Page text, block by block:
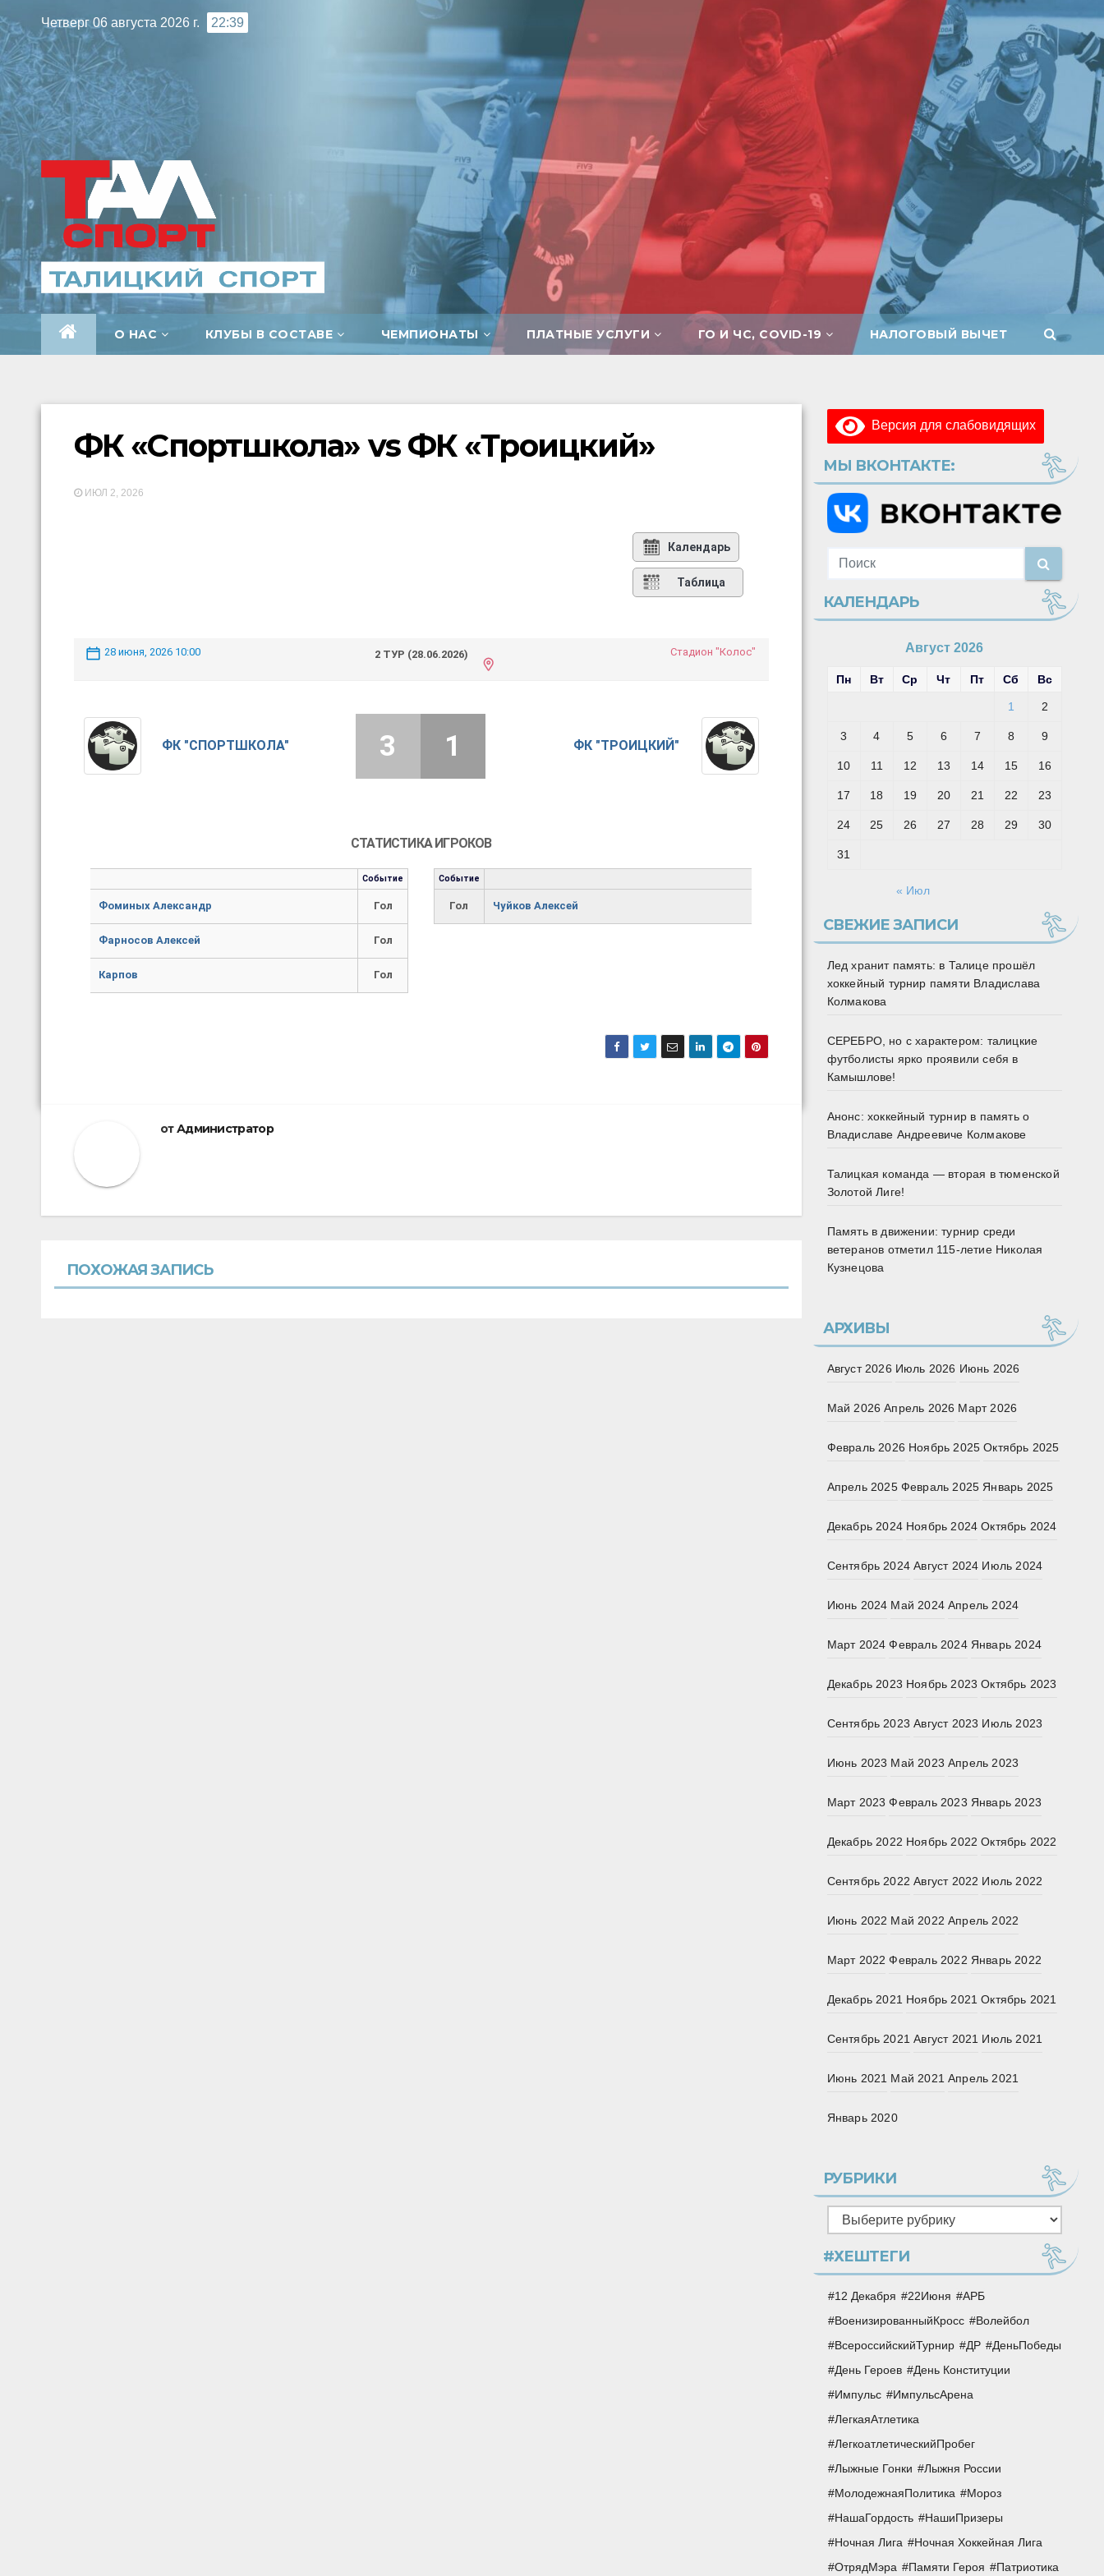
к
содержимому
Четверг 06 августа 2026 г. 22:39
О НАС КЛУБЫ В СОСТАВЕ ЧЕМПИОНАТЫ ПЛАТНЫЕ УСЛУГИ ГО И ЧС, COVID-19 НАЛОГОВЫЙ ВЫЧЕТ
ФК «Спортшкола» vs ФК «Троицкий»
ИЮЛ 2, 2026
Календарь
Таблица
28 июня, 2026 10:00 2 ТУР (28.06.2026) Стадион "Колос"
ФК "СПОРТШКОЛА" ФК "ТРОИЦКИЙ"
3 1
СТАТИСТИКА ИГРОКОВ
Событие
Фоминых Александр Гол
Фарносов Алексей Гол
Карпов Гол
Событие
Гол Чуйков Алексей
отАдминистратор
ПОХОЖАЯ ЗАПИСЬ
Версия для слабовидящих
МЫ ВКОНТАКТЕ:
КАЛЕНДАРЬ
Август 2026
Пн Вт Ср Чт Пт Сб Вс
1 2
3 4 5 6 7 8 9
10 11 12 13 14 15 16
17 18 19 20 21 22 23
24 25 26 27 28 29 30
31
« Июл
СВЕЖИЕ ЗАПИСИ
Лед хранит память: в Талице прошёл
хоккейный турнир памяти Владислава
Колмакова
СЕРЕБРО, но с характером: талицкие
футболисты ярко проявили себя в
Камышлове!
Анонс: хоккейный турнир в память о
Владиславе Андреевиче Колмакове
Талицкая команда — вторая в тюменской
Золотой Лиге!
Память в движении: турнир среди
ветеранов отметил 115‑летие Николая
Кузнецова
АРХИВЫ
Август 2026 Июль 2026 Июнь 2026
Май 2026 Апрель 2026 Март 2026
Февраль 2026 Ноябрь 2025 Октябрь 2025
Апрель 2025 Февраль 2025 Январь 2025
Декабрь 2024 Ноябрь 2024 Октябрь 2024
Сентябрь 2024 Август 2024 Июль 2024
Июнь 2024 Май 2024 Апрель 2024
Март 2024 Февраль 2024 Январь 2024
Декабрь 2023 Ноябрь 2023 Октябрь 2023
Сентябрь 2023 Август 2023 Июль 2023
Июнь 2023 Май 2023 Апрель 2023
Март 2023 Февраль 2023 Январь 2023
Декабрь 2022 Ноябрь 2022 Октябрь 2022
Сентябрь 2022 Август 2022 Июль 2022
Июнь 2022 Май 2022 Апрель 2022
Март 2022 Февраль 2022 Январь 2022
Декабрь 2021 Ноябрь 2021 Октябрь 2021
Сентябрь 2021 Август 2021 Июль 2021
Июнь 2021 Май 2021 Апрель 2021
Январь 2020
РУБРИКИ
Рубрики
#ХЕШТЕГИ
12 Декабря 22Июня
АРБ
ВоенизированныйКросс
Волейбол
ВсероссийскийТурнир
ДР
ДеньПобеды
День Героев
День Конституции
Импульс
ИмпульсАрена
ЛегкаяАтлетика
ЛегкоатлетическийПробег
Лыжные Гонки
Лыжня России
МолодежнаяПолитика
Мороз
НашаГордость
НашиПризеры
Ночная Лига
Ночная Хоккейная Лига
ОтрядМэра
Памяти Героя
Патриотика